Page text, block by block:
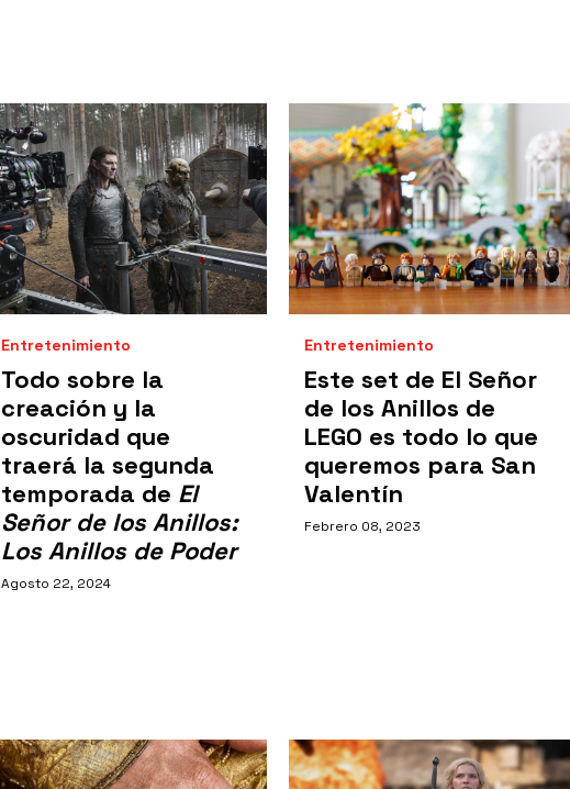
Entretenimiento
Todo sobre la
creación y la
oscuridad que
traerá la segunda
temporada de El
Señor de los Anillos:
Los Anillos de Poder
Agosto 22, 2024
Entretenimiento
Este set de El Señor
de los Anillos de
LEGO es todo lo que
queremos para San
Valentín
Febrero 08, 2023